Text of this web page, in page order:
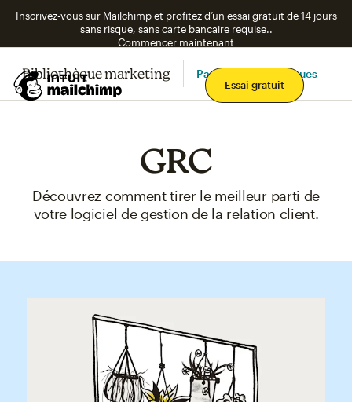
Inscrivez-vous sur Mailchimp et profitez d’un essai gratuit de 14 jours
sans risque, sans carte bancaire requise..
Commencer maintenant
Essai gratuit
Bibliothèque marketing Parcourir les rubriques
GRC
Découvrez comment tirer le meilleur parti de
votre logiciel de gestion de la relation client.